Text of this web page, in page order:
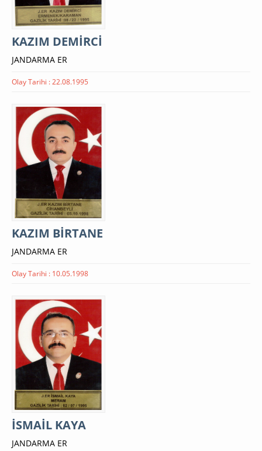
KAZIM DEMİRCİ
JANDARMA ER
Olay Tarihi : 22.08.1995
KAZIM BİRTANE
JANDARMA ER
Olay Tarihi : 10.05.1998
İSMAİL KAYA
JANDARMA ER